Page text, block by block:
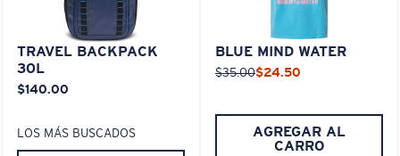
TRAVEL BACKPACK
30L
$140.00
LOS MÁS BUSCADOS
BLUE MIND WATER
$35.00$24.50
AGREGAR AL
CARRO